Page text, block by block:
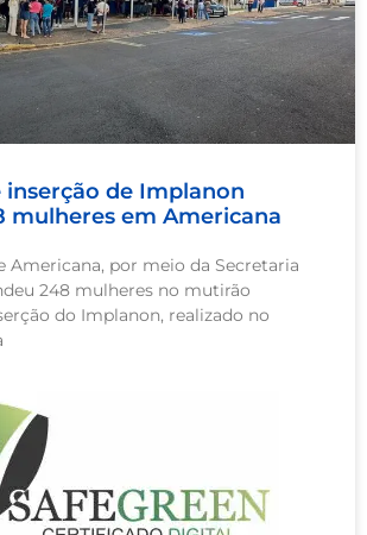
inserção de Implanon
mulheres em Americana
Americana, por meio da Secretaria
248 mulheres no mutirão
do Implanon, realizado no